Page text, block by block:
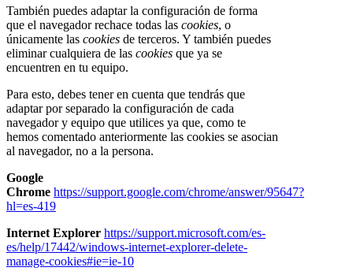
También puedes adaptar la configuración de forma
que el navegador rechace todas las cookies, o
únicamente las cookies de terceros. Y también puedes
eliminar cualquiera de las cookies que ya se
encuentren en tu equipo.
Para esto, debes tener en cuenta que tendrás que
adaptar por separado la configuración de cada
navegador y equipo que utilices ya que, como te
hemos comentado anteriormente las cookies se asocian
al navegador, no a la persona.
Google
Chrome https://support.google.com/chrome/answer/95647?
hl=es-419
Internet Explorer https://support.microsoft.com/es-
es/help/17442/windows-internet-explorer-delete-
manage-cookies#ie=ie-10